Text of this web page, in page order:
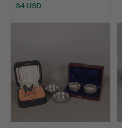
34 USD